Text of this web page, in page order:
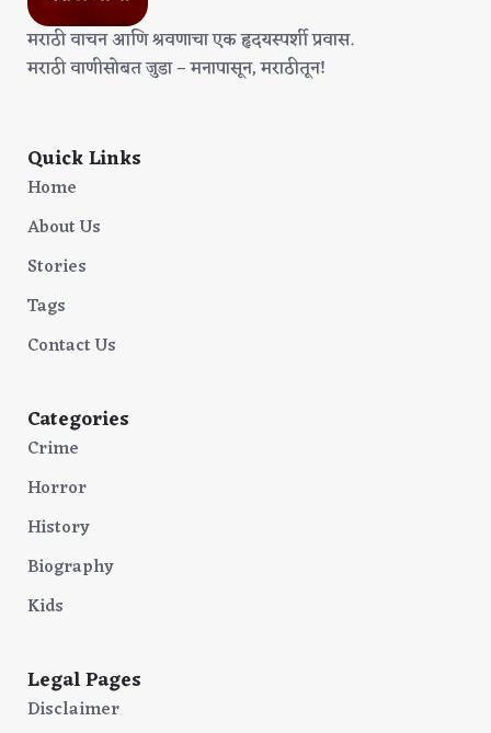
मराठी वाचन आणि श्रवणाचा एक हृदयस्पर्शी प्रवास.
मराठी वाणीसोबत जुडा – मनापासून, मराठीतून!
Quick Links
Home
About Us
Stories
Tags
Contact Us
Categories
Crime
Horror
History
Biography
Kids
Legal Pages
Disclaimer